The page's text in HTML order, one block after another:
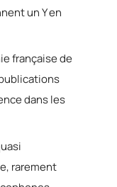
un Y en
française de
dans les
rarement